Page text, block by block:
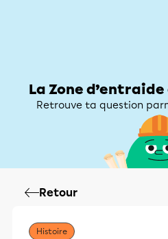
La Zone
Retrouve ta question
Retour
Histoire